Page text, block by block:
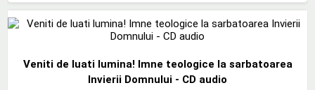
Veniti de luati lumina! Imne teologice la sarbatoarea
Invierii Domnului - CD audio